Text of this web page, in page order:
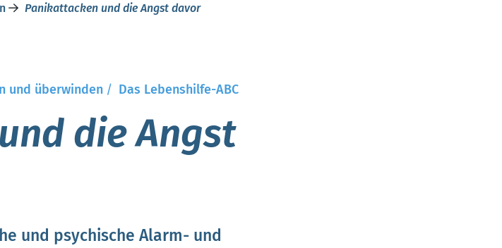
Panikattacken und die Angst davor
und überwinden / Das Lebenshilfe-ABC
die Angst
und psychische Alarm- und